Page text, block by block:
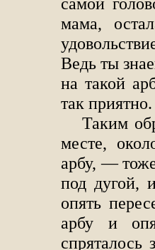
мама,
Ведь ты
на такой
так приятно.
Таким
месте,
арбу, —
под дугой,
опять
арбу и
спряталось